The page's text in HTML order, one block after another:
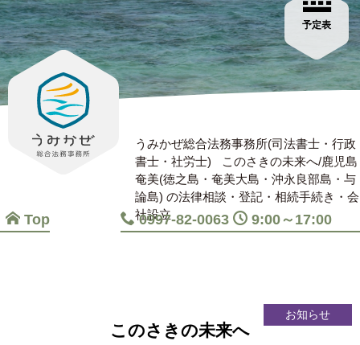
Top 0997-82-0063 9:00～17:00
予定表
うみかぜ総合法務事務所(司法書士・行政
書士・社労士)
このさきの未来へ/鹿児島
奄美(徳之島・奄美大島・沖永良部島・与
論島) の法律相談・登記・相続手続き・会
社設立
このさきの未来へ
お知らせ